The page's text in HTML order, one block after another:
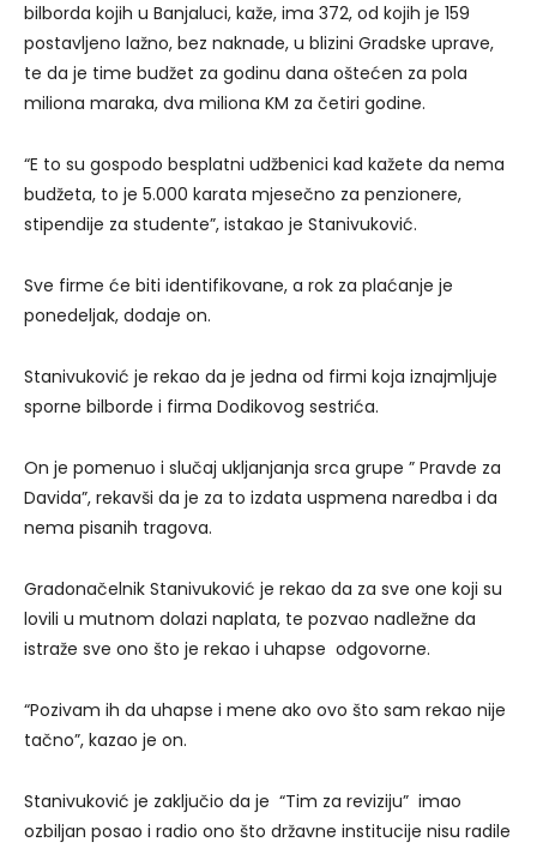
bilborda kojih u Banjaluci, kaže, ima 372, od kojih je 159
postavljeno lažno, bez naknade, u blizini Gradske uprave,
te da je time budžet za godinu dana oštećen za pola
miliona maraka, dva miliona KM za četiri godine.
“E to su gospodo besplatni udžbenici kad kažete da nema
budžeta, to je 5.000 karata mjesečno za penzionere,
stipendije za studente”, istakao je Stanivuković.
Sve firme će biti identifikovane, a rok za plaćanje je
ponedeljak, dodaje on.
Stanivuković je rekao da je jedna od firmi koja iznajmljuje
sporne bilborde i firma Dodikovog sestrića.
On je pomenuo i slučaj ukljanjanja srca grupe ” Pravde za
Davida”, rekavši da je za to izdata uspmena naredba i da
nema pisanih tragova.
Gradonačelnik Stanivuković je rekao da za sve one koji su
lovili u mutnom dolazi naplata, te pozvao nadležne da
istraže sve ono što je rekao i uhapse odgovorne.
“Pozivam ih da uhapse i mene ako ovo što sam rekao nije
tačno”, kazao je on.
Stanivuković je zaključio da je “Tim za reviziju” imao
ozbiljan posao i radio ono što državne institucije nisu radile